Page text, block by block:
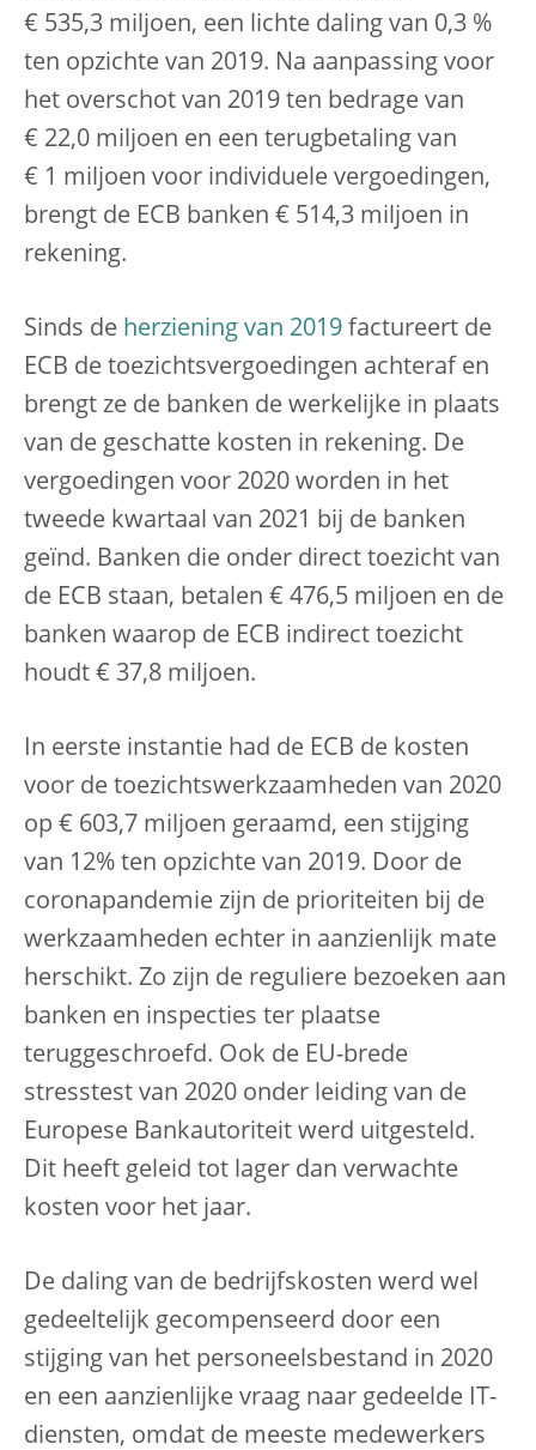
€ 535,3 miljoen, een lichte daling van 0,3 %
ten opzichte van 2019. Na aanpassing voor
het overschot van 2019 ten bedrage van
€ 22,0 miljoen en een terugbetaling van
€ 1 miljoen voor individuele vergoedingen,
brengt de ECB banken € 514,3 miljoen in
rekening.
Sinds de herziening van 2019 factureert de
ECB de toezichtsvergoedingen achteraf en
brengt ze de banken de werkelijke in plaats
van de geschatte kosten in rekening. De
vergoedingen voor 2020 worden in het
tweede kwartaal van 2021 bij de banken
geïnd. Banken die onder direct toezicht van
de ECB staan, betalen € 476,5 miljoen en de
banken waarop de ECB indirect toezicht
houdt € 37,8 miljoen.
In eerste instantie had de ECB de kosten
voor de toezichtswerkzaamheden van 2020
op € 603,7 miljoen geraamd, een stijging
van 12% ten opzichte van 2019. Door de
coronapandemie zijn de prioriteiten bij de
werkzaamheden echter in aanzienlijk mate
herschikt. Zo zijn de reguliere bezoeken aan
banken en inspecties ter plaatse
teruggeschroefd. Ook de EU-brede
stresstest van 2020 onder leiding van de
Europese Bankautoriteit werd uitgesteld.
Dit heeft geleid tot lager dan verwachte
kosten voor het jaar.
De daling van de bedrijfskosten werd wel
gedeeltelijk gecompenseerd door een
stijging van het personeelsbestand in 2020
en een aanzienlijke vraag naar gedeelde IT-
diensten, omdat de meeste medewerkers